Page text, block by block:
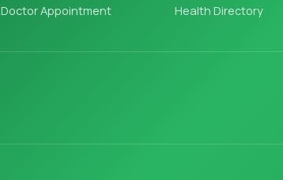
Doctor Appointment Health Directory